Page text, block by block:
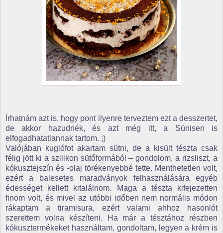
Írhatnám azt is, hogy pont ilyenre terveztem ezt a desszertet,
de akkor hazudnék, és azt még itt, a Sünisen is
elfogadhatatlannak tartom. ;)
Valójában kuglófot akartam sütni, de a kisült tészta csak
félig jött ki a szilikon sütőformából – gondolom, a rizsliszt, a
kókusztejszín és -olaj törékenyebbé tette. Menthetetlen volt,
ezért a balesetes maradványok felhasználására egyéb
édességet kellett kitalálnom. Maga a tészta kifejezetten
finom volt, és mivel az utóbbi időben nem normális módon
rákaptam a tiramisura, ezért valami ahhoz hasonlót
szerettem volna készíteni. Ha már a tésztához részben
kókusztermékeket használtam, gondoltam, legyen a krém is